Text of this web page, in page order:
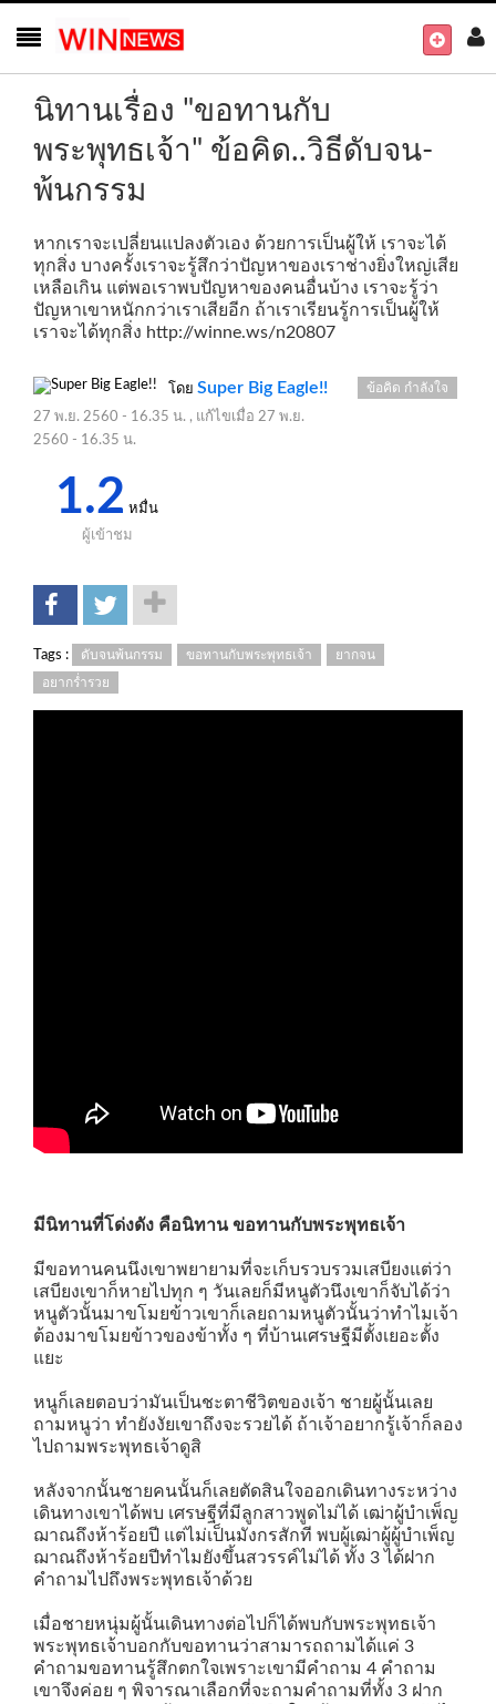
นิทานเรื่อง "ขอทานกับ
พระพุทธเจ้า" ข้อคิด..วิธีดับจน-
พ้นกรรม
หากเราจะเปลี่ยนแปลงตัวเอง ด้วยการเป็นผู้ให้ เราจะได้
ทุกสิ่ง บางครั้งเราจะรู้สึกว่าปัญหาของเราช่างยิ่งใหญ่เสีย
เหลือเกิน แต่พอเราพบปัญหาของคนอื่นบ้าง เราจะรู้ว่า
ปัญหาเขาหนักกว่าเราเสียอีก ถ้าเราเรียนรู้การเป็นผู้ให้
เราจะได้ทุกสิ่ง http://winne.ws/n20807
โดย Super Big Eagle!!
27 พ.ย. 2560 - 16.35 น. , แก้ไขเมื่อ 27 พ.ย.
2560 - 16.35 น.
ข้อคิด กำลังใจ
1.2 หมื่น
ผู้เข้าชม
Tags : ดับจนพ้นกรรม ขอทานกับพระพุทธเจ้า ยากจน
อยากร่ำรวย
มีนิทานที่โด่งดัง คือนิทาน ขอทานกับพระพุทธเจ้า
มีขอทานคนนึงเขาพยายามที่จะเก็บรวบรวมเสบียงแต่ว่า
เสบียงเขาก็หายไปทุก ๆ วันเลยก็มีหนูตัวนึงเขาก็จับได้ว่า
หนูตัวนั้นมาขโมยข้าวเขาก็เลยถามหนูตัวนั้นว่าทำไมเจ้า
ต้องมาขโมยข้าวของข้าทั้ง ๆ ที่บ้านเศรษฐีมีตั้งเยอะตั้ง
แยะ
หนูก็เลยตอบว่ามันเป็นชะตาชีวิตของเจ้า ชายผู้นั้นเลย
ถามหนูว่า ทำยังงัยเขาถึงจะรวยได้ ถ้าเจ้าอยากรู้เจ้าก็ลอง
ไปถามพระพุทธเจ้าดูสิ
หลังจากนั้นชายคนนั้นก็เลยตัดสินใจออกเดินทางระหว่าง
เดินทางเขาได้พบ เศรษฐีที่มีลูกสาวพูดไม่ได้ เฒ่าผู้บำเพ็ญ
ฌาณถึงห้าร้อยปี แต่ไม่เป็นมังกรสักที พบผู้เฒ่าผู้ผู้บำเพ็ญ
ฌาณถึงห้าร้อยปีทำไมยังขึ้นสวรรค์ไม่ได้ ทั้ง 3 ได้ฝาก
คำถามไปถึงพระพุทธเจ้าด้วย
เมื่อชายหนุ่มผู้นั้นเดินทางต่อไปก็ได้พบกับพระพุทธเจ้า
พระพุทธเจ้าบอกกับขอทานว่าสามารถถามได้แค่ 3
คำถามขอทานรู้สึกตกใจเพราะเขามีคำถาม 4 คำถาม
เขาจึงค่อย ๆ พิจารณาเลือกที่จะถามคำถามที่ทั้ง 3 ฝาก